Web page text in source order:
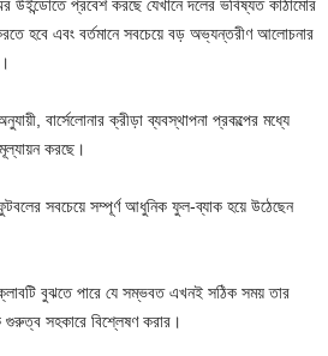
উইন্ডোতে প্রবেশ করছে যেখানে দলের ভবিষ্যত কাঠামোর
হবে এবং বর্তমানে সবচেয়ে বড় অভ্যন্তরীণ আলোচনার
বার্সেলোনার ক্রীড়া ব্যবস্থাপনা প্রকল্পের মধ্যে
মূল্যায়ন করছে।
ফুটবলের সবচেয়ে সম্পূর্ণ আধুনিক ফুল-ব্যাক হয়ে উঠেছেন
বুঝতে পারে যে সম্ভবত এখনই সঠিক সময় তার
সহকারে বিশ্লেষণ করার।